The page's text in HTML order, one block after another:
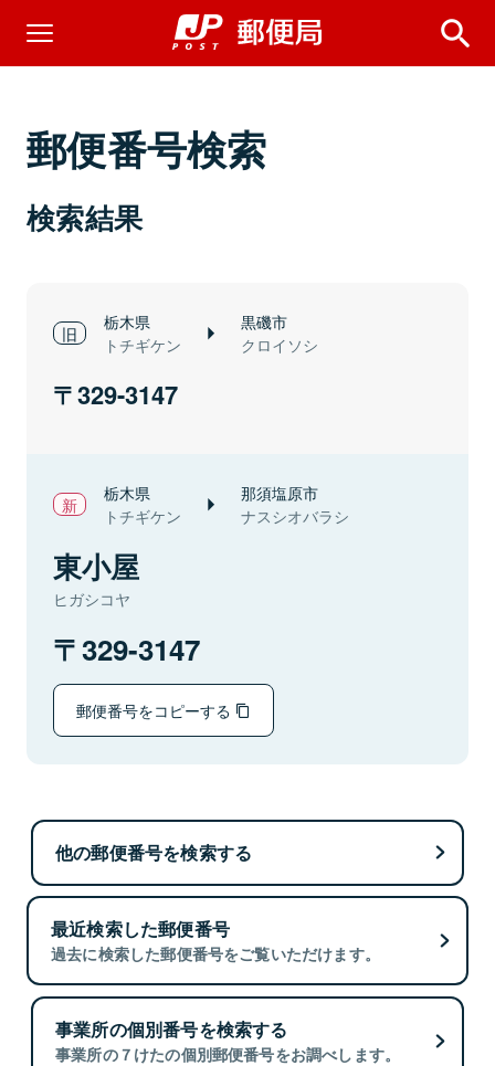
郵便番号検索
検索結果
栃木県
トチギケン
黒磯市
クロイソシ
329-3147
栃木県
トチギケン
那須塩原市
ナスシオバラシ
東小屋
ヒガシコヤ
329-3147
郵便番号をコピーする
他の郵便番号を検索する
最近検索した郵便番号
過去に検索した郵便番号をご覧いただけます。
事業所の個別番号を検索する
事業所の７けたの個別郵便番号をお調べします。